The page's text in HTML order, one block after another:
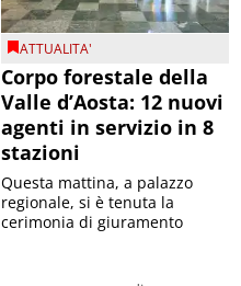
ATTUALITA'
Corpo forestale della
Valle d’Aosta: 12 nuovi
agenti in servizio in 8
stazioni
Questa mattina, a palazzo
regionale, si è tenuta la
cerimonia di giuramento